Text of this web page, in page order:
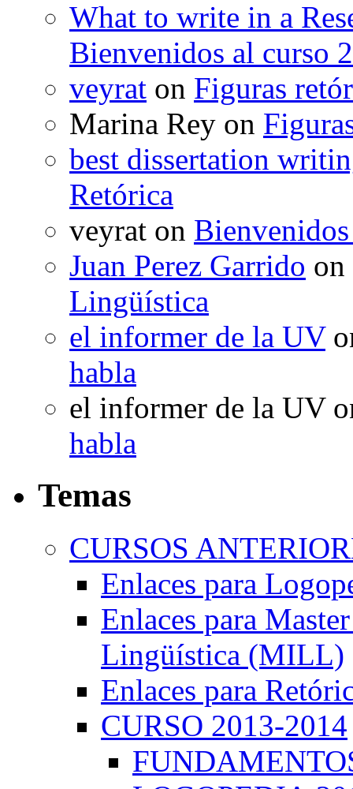
What to write in a
Bienvenidos al curso
veyrat on Figuras
Marina Rey on
best dissertation
Retórica
veyrat on
Juan Perez Garrido on
Lingüística
el informer de la UV
habla
el informer de la UV
habla
Temas
CURSOS
Enlaces para
Enlaces para
Lingüística (MILL)
Enlaces para
CURSO 2013-2014